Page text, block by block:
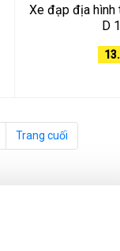
Xe đạp địa hình
D
Trang cuối